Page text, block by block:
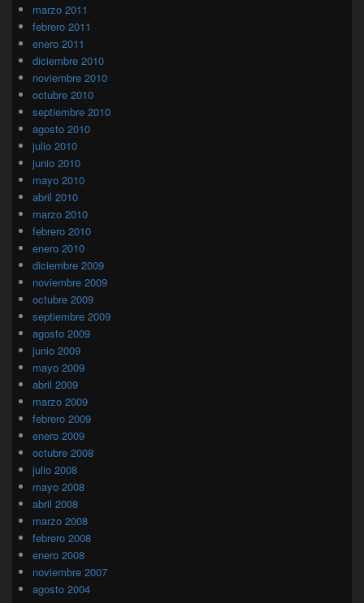
marzo 2011
febrero 2011
enero 2011
diciembre 2010
noviembre 2010
octubre 2010
septiembre 2010
agosto 2010
julio 2010
junio 2010
mayo 2010
abril 2010
marzo 2010
febrero 2010
enero 2010
diciembre 2009
noviembre 2009
octubre 2009
septiembre 2009
agosto 2009
junio 2009
mayo 2009
abril 2009
marzo 2009
febrero 2009
enero 2009
octubre 2008
julio 2008
mayo 2008
abril 2008
marzo 2008
febrero 2008
enero 2008
noviembre 2007
agosto 2004